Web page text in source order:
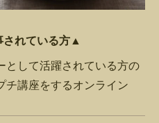
れている方▲
として活躍されている方の
チ講座をするオンライン